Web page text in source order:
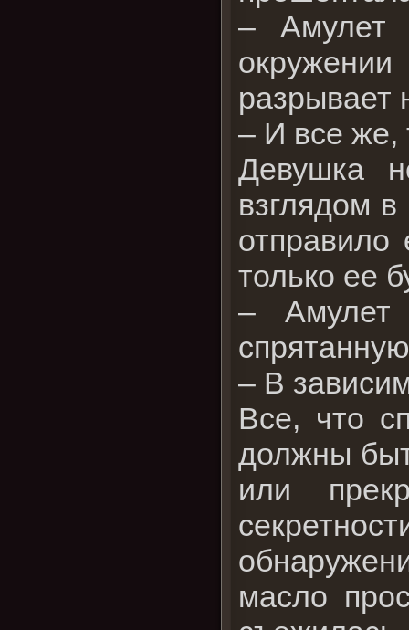
– Амулет
разрывает
– И все же,
Девушка
взглядом
только ее
– Амулет
– В
Все, что
должны
или
масло